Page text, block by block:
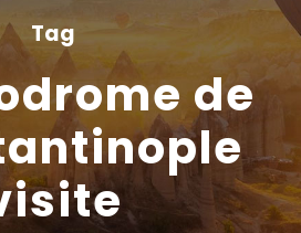
Tag
de